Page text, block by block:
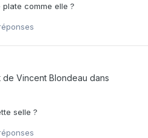
comme elle ?
de Vincent Blondeau dans
selle ?